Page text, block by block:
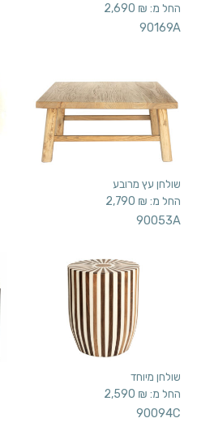
החל מ: 2,690 ₪
90169A
שולחן עץ מרובע
החל מ: 2,790 ₪
90053A
שולחן מיוחד
החל מ: 2,590 ₪
90094C